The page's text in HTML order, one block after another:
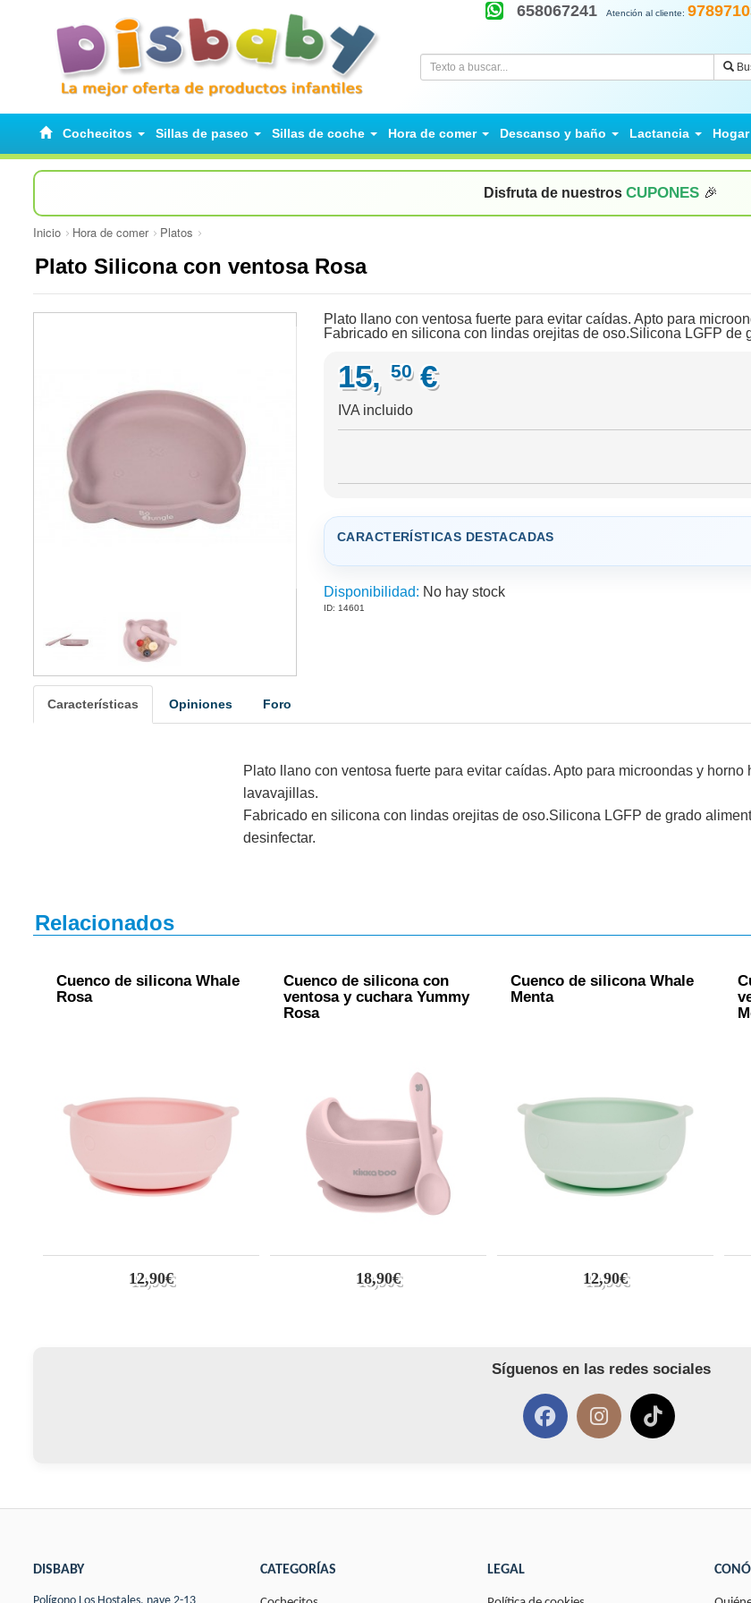
Atención al cliente:
658067241
Cochecitos Sillas de paseo Sillas de coche Hora de comer Descanso y baño Lactancia
Disfruta de nuestros CUPONES 🎉
Inicio Hora de comer Platos
Plato Silicona con ventosa Rosa
Plato llano con ventosa fuerte para evitar caídas. Apto para
Fabricado en silicona con lindas orejitas de oso.Silicona LGFP
15, 50 €
IVA incluido
CARACTERÍSTICAS DESTACADAS
Disponibilidad: No hay stock
ID: 14601
Características Opiniones Foro
Plato llano con ventosa fuerte para evitar caídas. Apto para microondas y horno
lavavajillas.
Fabricado en silicona con lindas orejitas de oso.Silicona LGFP de grado
desinfectar.
Relacionados
Cuenco de silicona Whale
Rosa
12,90€
Cuenco de silicona con
ventosa y cuchara Yummy
Rosa
18,90€
Cuenco de silicona Whale
Menta
12,90€
Síguenos en las redes sociales
DISBABY CATEGORÍAS LEGAL